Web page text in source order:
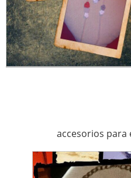
accesorios para